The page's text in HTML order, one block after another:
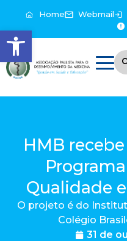
Abrir a barra de
Home Webmail
HMB
Qualidade
O projeto é do
Colégio
31 de